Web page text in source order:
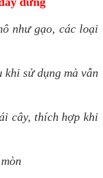
như gạo, các loại
khi sử dụng mà vẫn
cây, thích hợp khi